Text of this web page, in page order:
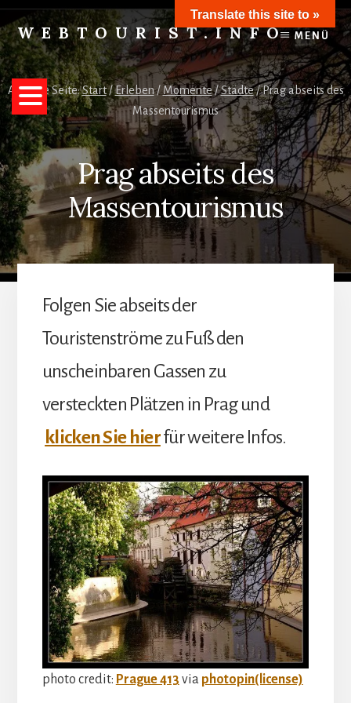
Skip
to
content
WEBTOURIST.INFO
Inspirationen
zum
Reisen
MENÜ
Aktuelle Seite:Start/Erleben/Momente/Städte/Prag abseits des
Massentourismus
Prag abseits des
Massentourismus
Folgen Sie abseits der
Touristenströme zu Fuß den
unscheinbaren Gassen zu
versteckten Plätzen in Prag und
klicken Sie hierfür weitere Infos.
photo credit: Prague 413 via photopin(license)
Translate this site to »